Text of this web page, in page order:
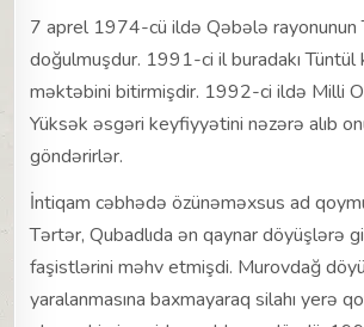
7 aprel 1974-cü ildə Qəbələ rayonunun
doğulmuşdur. 1991-ci il buradakı Tüntül
məktəbini bitirmişdir. 1992-ci ildə Milli
Yüksək əsgəri keyfiyyətini nəzərə alıb
göndərirlər.
İntiqam cəbhədə özünəməxsus ad
Tərtər, Qubadlıda ən qaynar döyüşlərə
faşistlərini məhv etmişdi. Murovdağ
yaralanmasına baxmayaraq silahı yerə